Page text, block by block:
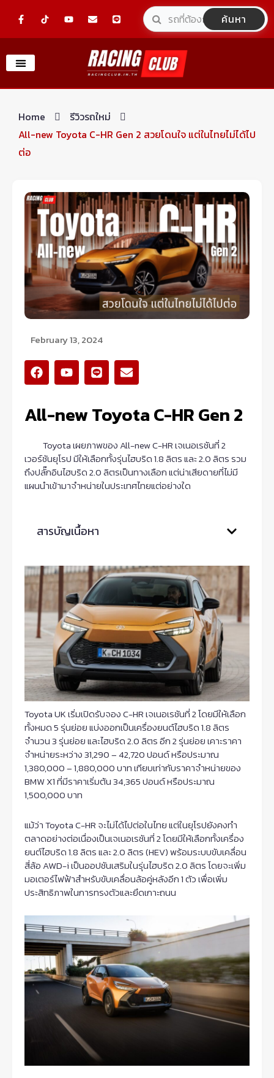
F
a
e
o
o
-
o
t
n
e
l
o
p
e
L
i
e
ค้นหา
Home
รีวิวรถใหม่
All-new Toyota C-HR Gen 2 สวยโดนใจ แต่ในไทยไม่ได้ไป
ต่อ
February 13, 2024
F
a
c
b
o
o
k
Y
o
u
u
b
e
L
i
n
E
n
v
l
o
p
e
All-new Toyota C-HR Gen 2
Toyota เผยภาพของ All-new C-HR เจเนอเรชันที่ 2
เวอร์ชันยุโรป มีให้เลือกทั้งรุ่นไฮบริด 1.8 ลิตร และ 2.0 ลิตร รวม
ถึงปลั๊กอินไฮบริด 2.0 ลิตรเป็นทางเลือก แต่น่าเสียดายที่ไม่มี
แผนนำเข้ามาจำหน่ายในประเทศไทยแต่อย่างใด
สารบัญเนื้อหา
Toyota UK เริ่มเปิดรับจอง C-HR เจเนอเรชันที่ 2 โดยมีให้เลือก
ทั้งหมด 5 รุ่นย่อย แบ่งออกเป็นเครื่องยนต์ไฮบริด 1.8 ลิตร
จำนวน 3 รุ่นย่อย และไฮบริด 2.0 ลิตร อีก 2 รุ่นย่อย เคาะราคา
จำหน่ายระหว่าง 31,290 – 42,720 ปอนด์ หรือประมาณ
1,380,000 – 1,880,000 บาท เทียบเท่ากับราคาจำหน่ายของ
BMW X1 ที่มีราคาเริ่มต้น 34,365 ปอนด์ หรือประมาณ
1,500,000 บาท
แม้ว่า Toyota C-HR จะไม่ได้ไปต่อในไทย แต่ในยุโรปยังคงทำ
ตลาดอย่างต่อเนื่องเป็นเจเนอเรชันที่ 2 โดยมีให้เลือกทั้งเครื่อง
ยนต์ไฮบริด 1.8 ลิตร และ 2.0 ลิตร (HEV) พร้อมระบบขับเคลื่อน
สี่ล้อ AWD-i เป็นออปชันเสริมในรุ่นไฮบริด 2.0 ลิตร โดยจะเพิ่ม
มอเตอร์ไฟฟ้าสำหรับขับเคลื่อนล้อคู่หลังอีก 1 ตัว เพื่อเพิ่ม
ประสิทธิภาพในการทรงตัวและยึดเกาะถนน